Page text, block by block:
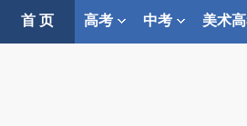
首 页 高考 中考 美术